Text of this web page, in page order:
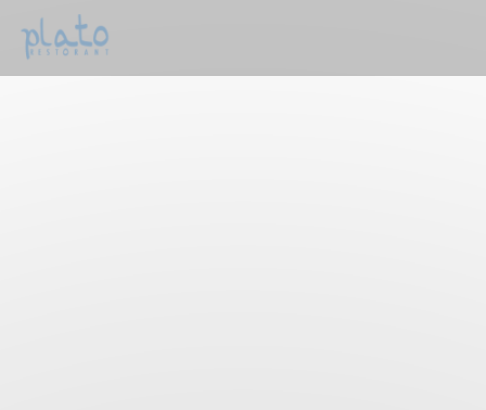
Personalizzazione delle tue scelte sui cookie